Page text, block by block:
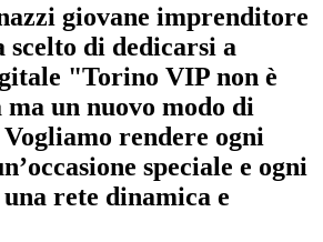
giovane imprenditore
scelto di dedicarsi a
"Torino VIP non è
ma un nuovo modo di
rendere ogni
speciale e ogni
rete dinamica e